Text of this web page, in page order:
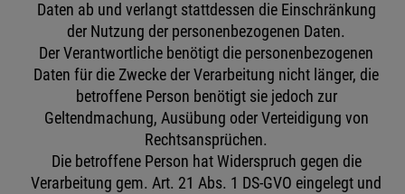
Daten ab und verlangt stattdessen die Einschränkung
der Nutzung der personenbezogenen Daten.
Der Verantwortliche benötigt die personenbezogenen
Daten für die Zwecke der Verarbeitung nicht länger, die
betroffene Person benötigt sie jedoch zur
Geltendmachung, Ausübung oder Verteidigung von
Rechtsansprüchen.
Die betroffene Person hat Widerspruch gegen die
Verarbeitung gem. Art. 21 Abs. 1 DS-GVO eingelegt und